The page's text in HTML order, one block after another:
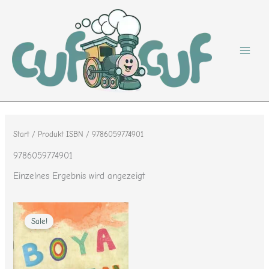
Start / Produkt ISBN / 9786059774901
9786059774901
Einzelnes Ergebnis wird angezeigt
Sale!
Ursprünglicher
Preis
war:
12,95 €
Aktueller
Preis
ist:
6,95 €.